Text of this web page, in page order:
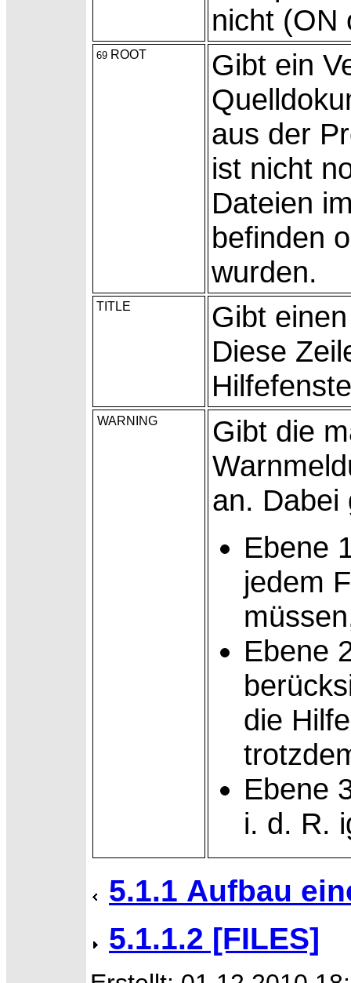
nicht (ON
69 ROOT
Gibt ein
aus der
ist nicht
Dateien
befinden
wurden.
TITLE
Gibt
Diese
WARNING
Gibt die
an. Dabei
Ebene
jedem
Ebene
die
Ebene
i. d. R.
5.1.1 Aufbau
5.1.1.2 [FILES]